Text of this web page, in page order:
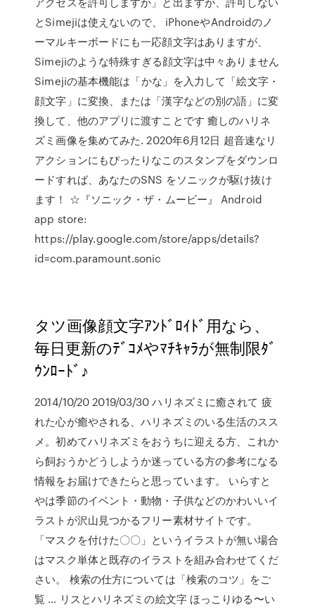
とSimejiは使えないので、 iPhoneやAndroidのノ
ーマルキーボードにも一応顔文字はありますが、
Simejiのような特殊すぎる顔文字は中々ありません
Simejiの基本機能は「かな」を入力して「絵文字・
顔文字」に変換、または「漢字などの別の語」に変
換して、他のアプリに渡すことです 癒しのハリネ
ズミ画像を集めてみた. 2020年6月12日 超音速なリ
アクションにもぴったりなこのスタンプをダウンロ
ードすれば、あなたのSNS をソニックが駆け抜け
ます！ ☆『ソニック・ザ・ムービー』 Android
app store:
https://play.google.com/store/apps/details?
id=com.paramount.sonic
タツ画像顔文字ｱﾝﾄﾞﾛｲﾄﾞ用なら、
毎日更新のﾃﾞｺﾒやﾏﾁｷｬﾗが無制限ﾀﾞ
ｳﾝﾛｰﾄﾞ♪
2014/10/20 2019/03/30 ハリネズミに癒されて 疲
れた心が癒やされる、ハリネズミのいる生活のスス
メ。初めてハリネズミをおうちに迎える方、これか
ら飼おうかどうしようか迷っている方の参考になる
情報をお届けできたらと思っています。 いらすと
やは季節のイベント・動物・子供などのかわいいイ
ラストが沢山見つかるフリー素材サイトです。
「マスクを付けた〇〇」というイラストが無い場合
はマスク単体と既存のイラストを組み合わせてくだ
さい。 検索の仕方については「検索のコツ」をご
覧 … リスとハリネズミの絵文字 ほっこりゆる〜い